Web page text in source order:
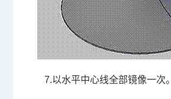
7.以水平中心线全部镜像一次。